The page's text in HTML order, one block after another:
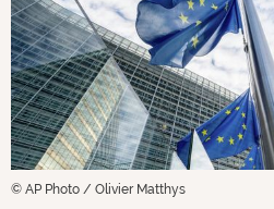
© AP Photo / Olivier Matthys